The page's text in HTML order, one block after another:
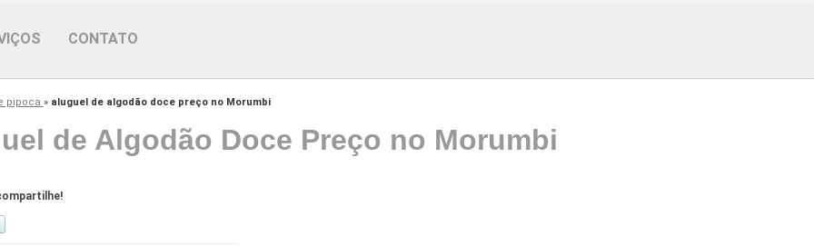
CONTATO
pipoca » aluguel de algodão doce preço no Morumbi
de Algodão Doce Preço no Morumbi